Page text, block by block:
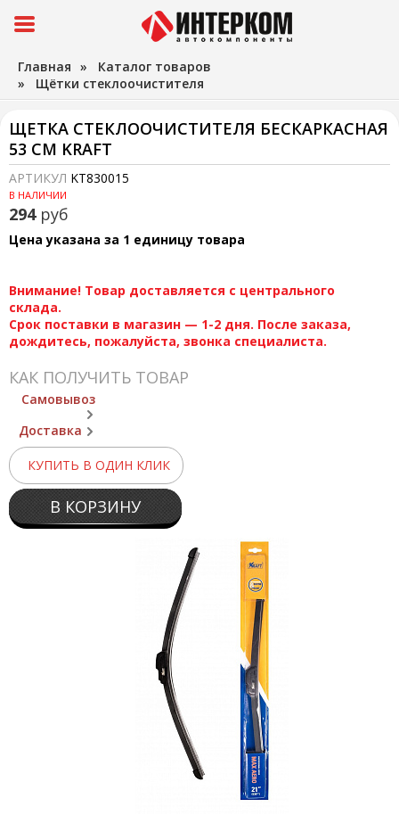
Главная » Каталог товаров
» Щётки стеклоочистителя
ЩЕТКА СТЕКЛООЧИСТИТЕЛЯ БЕСКАРКАСНАЯ
53 СМ KRAFT
АРТИКУЛ KT830015
В НАЛИЧИИ
294 руб
Цена указана за 1 единицу товара
Внимание! Товар доставляется с центрального
склада.
Срок поставки в магазин — 1-2 дня. После заказа,
дождитесь, пожалуйста, звонка специалиста.
КАК ПОЛУЧИТЬ ТОВАР
Самовывоз
Доставка
КУПИТЬ В ОДИН КЛИК
В КОРЗИНУ